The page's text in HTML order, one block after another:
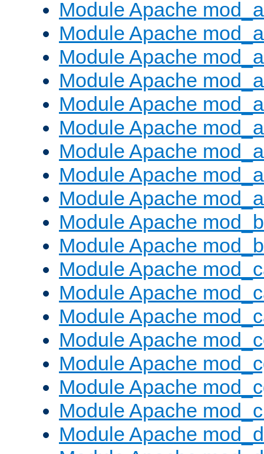
Module Apache
Module Apache
Module Apache
Module Apache
Module Apache
Module Apache
Module Apache
Module Apache
Module Apache
Module Apache
Module Apache
Module Apache
Module Apache
Module Apache
Module Apache
Module Apache
Module Apache
Module Apache
Module Apache